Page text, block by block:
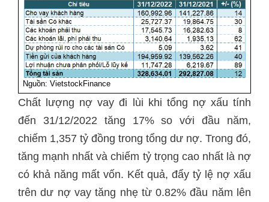
Nguồn: VietstockFinance
Chất lượng nợ vay đi lùi khi tổng nợ xấu tính
đến 31/12/2022 tăng 17% so với đầu năm,
chiếm 1,357 tỷ đồng trong tổng dư nợ. Trong đó,
tăng mạnh nhất và chiếm tỷ trọng cao nhất là nợ
có khả năng mất vốn. Kết quả, đẩy tỷ lệ nợ xấu
trên dư nợ vay tăng nhẹ từ 0.82% đầu năm lên